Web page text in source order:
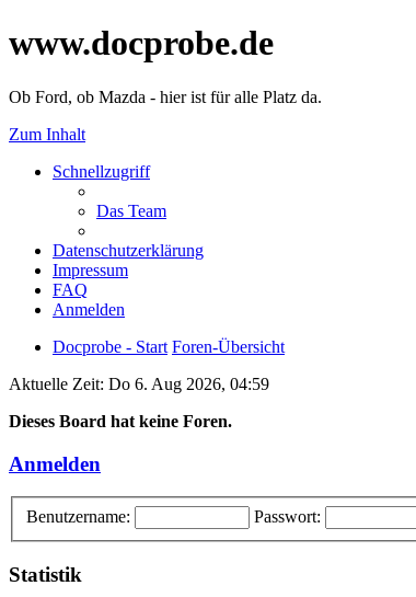
www.docprobe.de
Ob Ford, ob Mazda - hier ist für alle Platz da.
Zum Inhalt
Schnellzugriff
Das Team
Datenschutzerklärung
Impressum
FAQ
Anmelden
Docprobe - Start Foren-Übersicht
Aktuelle Zeit: Do 6. Aug 2026, 04:59
Dieses Board hat keine Foren.
Anmelden
Benutzername: Passwort:
Statistik